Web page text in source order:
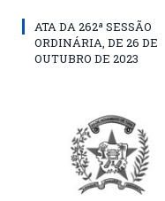
ATA DA 262ª SESSÃO
ORDINÁRIA, DE 26 DE
OUTUBRO DE 2023